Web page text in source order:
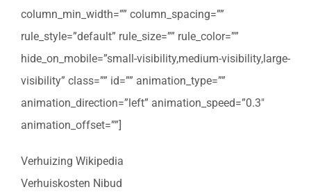
column_min_width=”” column_spacing=””
rule_style=”default” rule_size=”” rule_color=””
hide_on_mobile=”small-visibility,medium-visibility,large-
visibility” class=”” id=”” animation_type=””
animation_direction=”left” animation_speed=”0.3″
animation_offset=””]
Verhuizing Wikipedia
Verhuiskosten Nibud